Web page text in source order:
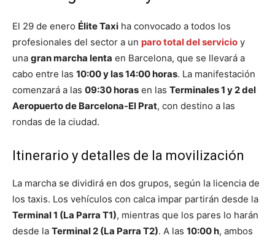
El 29 de enero Élite Taxi ha convocado a todos los
profesionales del sector a un paro total del servicio y
una gran marcha lenta en Barcelona, que se llevará a
cabo entre las 10:00 y las 14:00 horas. La manifestación
comenzará a las 09:30 horas en las Terminales 1 y 2 del
Aeropuerto de Barcelona-El Prat, con destino a las
rondas de la ciudad.
Itinerario y detalles de la movilización
La marcha se dividirá en dos grupos, según la licencia de
los taxis. Los vehículos con calca impar partirán desde la
Terminal 1 (La Parra T1), mientras que los pares lo harán
desde la Terminal 2 (La Parra T2). A las 10:00 h, ambos